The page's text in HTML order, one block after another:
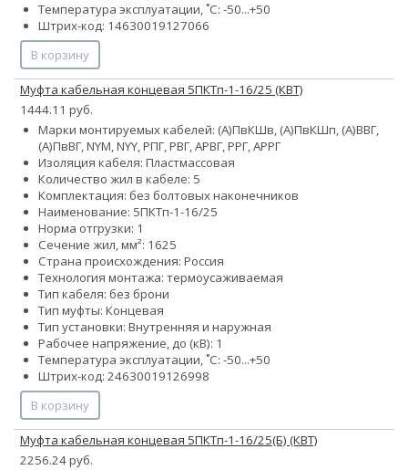
Температура эксплуатации, ˚С: -50...+50
Штрих-код: 14630019127066
В корзину
Муфта кабельная концевая 5ПКТп-1-16/25 (КВТ)
1444.11 руб.
Марки монтируемых кабелей: (А)ПвКШв, (А)ПвКШп, (А)ВВГ,
(А)ПвВГ, NYM, NYY, РПГ, РВГ, АРВГ, РРГ, АРРГ
Изоляция кабеля: Пластмассовая
Количество жил в кабеле: 5
Комплектация: без болтовых наконечников
Наименование: 5ПКТп-1-16/25
Норма отгрузки: 1
Сечение жил, мм²: 1625
Страна происхождения: Россия
Технология монтажа: термоусаживаемая
Тип кабеля: без брони
Тип муфты: Концевая
Тип установки: Внутренняя и наружная
Рабочее напряжение, до (кВ): 1
Температура эксплуатации, ˚С: -50...+50
Штрих-код: 24630019126998
В корзину
Муфта кабельная концевая 5ПКТп-1-16/25(Б) (КВТ)
2256.24 руб.